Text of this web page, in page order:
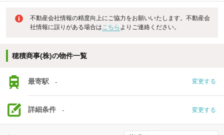
不動産会社情報の精度向上にご協力をお願いいたします。不動産会
社情報に誤りがある場合はこちら よりご連絡ください。
穂積商事(株)の物件一覧
最寄駅 - 変更する
詳細条件 - 変更する